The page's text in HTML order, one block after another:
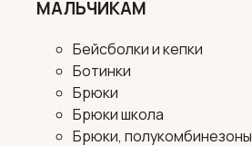
МАЛЬЧИКАМ
Бейсболки и кепки
Ботинки
Брюки
Брюки школа
Брюки, полукомбинезоны